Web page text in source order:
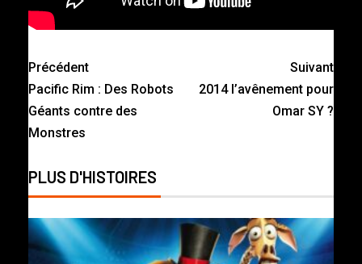
Précédent
Pacific Rim : Des Robots
Géants contre des
Monstres
Suivant
2014 l’avênement pour
Omar SY ?
PLUS D'HISTOIRES